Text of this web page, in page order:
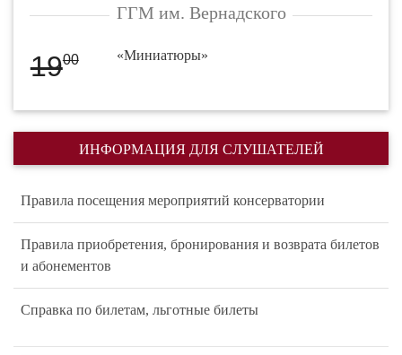
ГГМ им. Вернадского
1900 «Миниатюры»
ИНФОРМАЦИЯ ДЛЯ СЛУШАТЕЛЕЙ
Правила посещения мероприятий консерватории
Правила приобретения, бронирования и возврата билетов
и абонементов
Справка по билетам, льготные билеты